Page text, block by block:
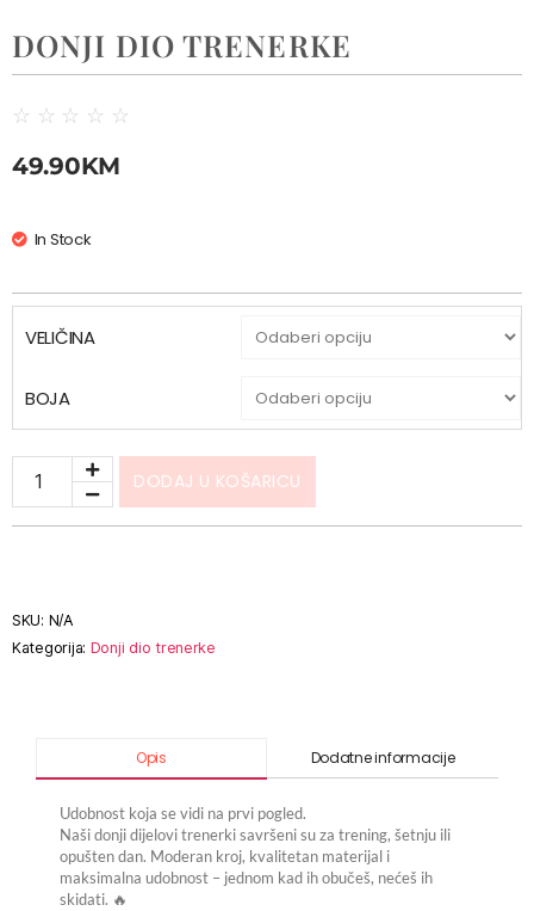
DONJI DIO TRENERKE
☆ ☆ ☆ ☆ ☆
49.90KM
In Stock
VELIČINA
BOJA
DODAJ U KOŠARICU
SKU: N/A
Kategorija: Donji dio trenerke
Opis Dodatne informacije
Udobnost koja se vidi na prvi pogled.
Naši donji dijelovi trenerki savršeni su za trening, šetnju ili
opušten dan. Moderan kroj, kvalitetan materijal i
maksimalna udobnost – jednom kad ih obučeš, nećeš ih
skidati. 🔥